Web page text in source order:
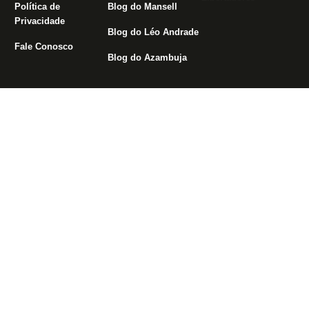
Política de
Privacidade
Fale Conosco
Blog do Mansell
Blog do Léo Andrade
Blog do Azambuja